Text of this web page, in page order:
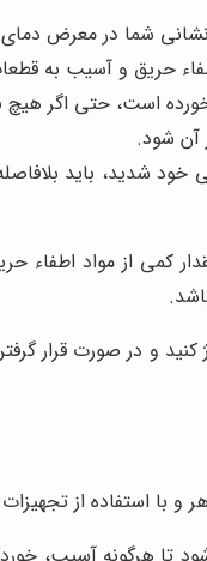
شما در معرض دمای
حریق و آسیب به
است، حتی اگر هیچ
آن شود.
شدید، باید
کمی از مواد اطفاء
و در صورت قرار
استفاده از